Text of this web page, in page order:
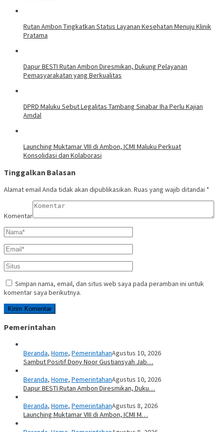
Rutan Ambon Tingkatkan Status Layanan Kesehatan Menuju Klinik
Pratama
Dapur BESTI Rutan Ambon Diresmikan, Dukung Pelayanan
Pemasyarakatan yang Berkualitas
DPRD Maluku Sebut Legalitas Tambang Sinabar Iha Perlu Kajian
Amdal
Launching Muktamar VIII di Ambon, ICMI Maluku Perkuat
Konsolidasi dan Kolaborasi
Tinggalkan Balasan
Alamat email Anda tidak akan dipublikasikan. Ruas yang wajib ditandai *
Komentar
Simpan nama, email, dan situs web saya pada peramban ini untuk
komentar saya berikutnya.
Pemerintahan
Beranda, Home, PemerintahanAgustus 10, 2026
Sambut Positif Dony Noor Gustiansyah Jab…
Beranda, Home, PemerintahanAgustus 10, 2026
Dapur BESTI Rutan Ambon Diresmikan, Duku…
Beranda, Home, PemerintahanAgustus 8, 2026
Launching Muktamar VIII di Ambon, ICMI M…